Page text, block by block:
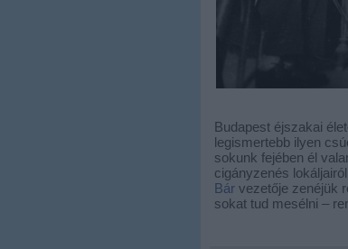
Budapest éjszakai
legismertebb ilyen
sokunk fejében él
cigányzenés
Bár vezetője zenéjük
sokat tud mesélni –